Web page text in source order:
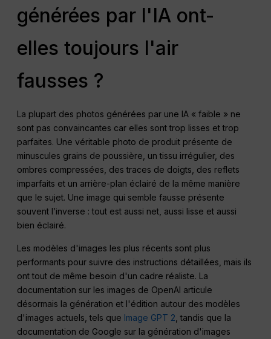
générées par l'IA ont-
elles toujours l'air
fausses ?
La plupart des photos générées par une IA « faible » ne
sont pas convaincantes car elles sont trop lisses et trop
parfaites. Une véritable photo de produit présente de
minuscules grains de poussière, un tissu irrégulier, des
ombres compressées, des traces de doigts, des reflets
imparfaits et un arrière-plan éclairé de la même manière
que le sujet. Une image qui semble fausse présente
souvent l’inverse : tout est aussi net, aussi lisse et aussi
bien éclairé.
Les modèles d'images les plus récents sont plus
performants pour suivre des instructions détaillées, mais ils
ont tout de même besoin d'un cadre réaliste. La
documentation sur les images de OpenAI articule
désormais la génération et l'édition autour des modèles
d'images actuels, tels que Image GPT 2 , tandis que la
documentation de Google sur la génération d'images